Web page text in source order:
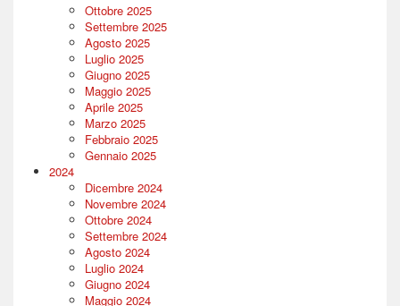
Ottobre 2025
Settembre 2025
Agosto 2025
Luglio 2025
Giugno 2025
Maggio 2025
Aprile 2025
Marzo 2025
Febbraio 2025
Gennaio 2025
2024
Dicembre 2024
Novembre 2024
Ottobre 2024
Settembre 2024
Agosto 2024
Luglio 2024
Giugno 2024
Maggio 2024